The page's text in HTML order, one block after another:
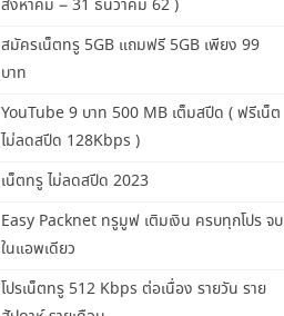
สิงหาคม – 31 ธันวาคม 62 )
สมัครเน็ตทรู 5GB แถมฟรี 5GB เพียง 99
บาท
YouTube 9 บาท 500 MB เต็มสปีด ( ฟรีเน็ต
ไม่ลดสปีด 128Kbps )
เน็ตทรู ไม่ลดสปีด 2023
Easy Packnet ทรูมูฟ เติมเงิน ครบทุกโปร จบ
ในแอพเดียว
โปรเน็ตทรู 512 Kbps ต่อเนื่อง รายวัน ราย